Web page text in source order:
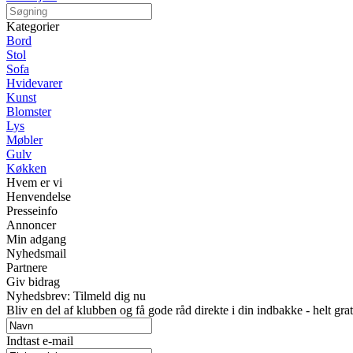
Kategorier
Bord
Stol
Sofa
Hvidevarer
Kunst
Blomster
Lys
Møbler
Gulv
Køkken
Hvem er vi
Henvendelse
Presseinfo
Annoncer
Min adgang
Nyhedsmail
Partnere
Giv bidrag
Nyhedsbrev: Tilmeld dig nu
Bliv en del af klubben og få gode råd direkte i din indbakke - helt
Indtast e-mail